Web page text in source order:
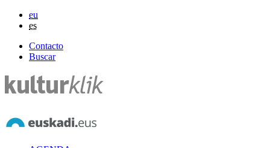
eu
es
Contacto
Buscar